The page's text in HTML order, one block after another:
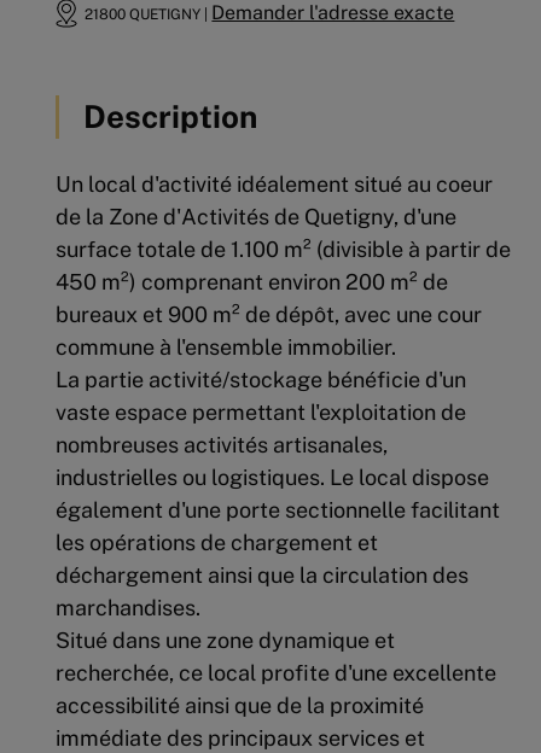
21800 QUETIGNY | Demander l'adresse exacte
Description
Un local d'activité idéalement situé au coeur
de la Zone d'Activités de Quetigny, d'une
surface totale de 1.100 m² (divisible à partir de
450 m²) comprenant environ 200 m² de
bureaux et 900 m² de dépôt, avec une cour
commune à l'ensemble immobilier.
La partie activité/stockage bénéficie d'un
vaste espace permettant l'exploitation de
nombreuses activités artisanales,
industrielles ou logistiques. Le local dispose
également d'une porte sectionnelle facilitant
les opérations de chargement et
déchargement ainsi que la circulation des
marchandises.
Situé dans une zone dynamique et
recherchée, ce local profite d'une excellente
accessibilité ainsi que de la proximité
immédiate des principaux services et